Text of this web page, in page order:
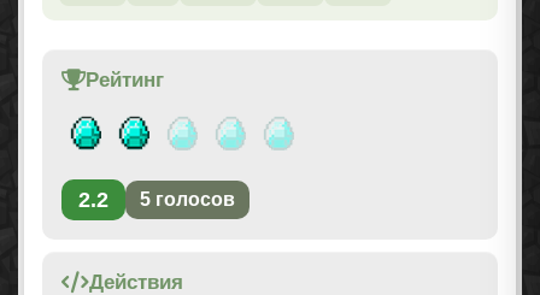
Рейтинг
2.2 5 голосов
Действия